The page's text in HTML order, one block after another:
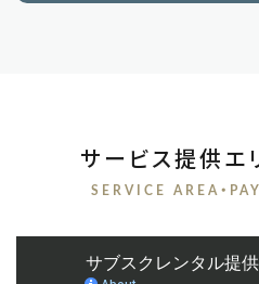
サービス提供エ
SERVICE AREA・